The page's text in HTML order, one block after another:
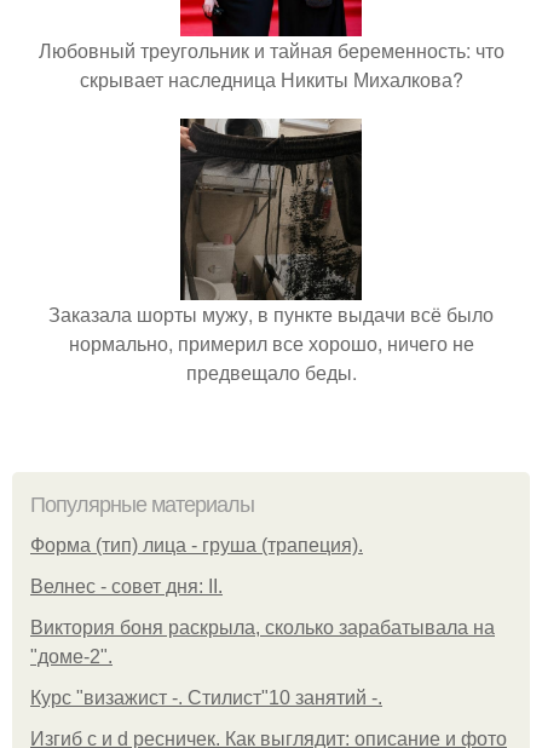
Любовный треугольник и тайная беременность: что
скрывает наследница Никиты Михалкова?
Заказала шорты мужу, в пункте выдачи всё было
нормально, примерил все хорошо, ничего не
предвещало беды.
Популярные материалы
Форма (тип) лица - груша (трапеция).
Велнес - совет дня: II.
Виктория боня раскрыла, сколько зарабатывала на
"доме-2".
Курс "визажист -. Стилист"10 занятий -.
Изгиб c и d ресничек. Как выглядит: описание и фото